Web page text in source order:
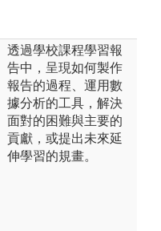
透過學校課程學習報
告中，呈現如何製作
報告的過程、運用數
據分析的工具，解決
面對的困難與主要的
貢獻，或提出未來延
伸學習的規畫。